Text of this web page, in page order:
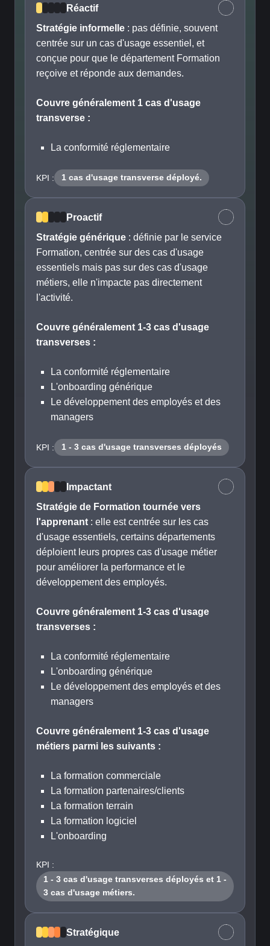
Réactif
Stratégie informelle : pas définie, souvent
centrée sur un cas d'usage essentiel, et
conçue pour que le département Formation
reçoive et réponde aux demandes.
Couvre généralement 1 cas d'usage
transverse :
La conformité réglementaire
KPI : 1 cas d'usage transverse déployé.
Proactif
Stratégie générique : définie par le service
Formation, centrée sur des cas d'usage
essentiels mais pas sur des cas d'usage
métiers, elle n'impacte pas directement
l'activité.
Couvre généralement 1-3 cas d'usage
transverses :
La conformité réglementaire
L'onboarding générique
Le développement des employés et des
managers
KPI : 1 - 3 cas d'usage transverses déployés
Impactant
Stratégie de Formation tournée vers
l'apprenant : elle est centrée sur les cas
d'usage essentiels, certains départements
déploient leurs propres cas d'usage métier
pour améliorer la performance et le
développement des employés.
Couvre généralement 1-3 cas d'usage
transverses :
La conformité réglementaire
L'onboarding générique
Le développement des employés et des
managers
Couvre généralement 1-3 cas d'usage
métiers parmi les suivants :
La formation commerciale
La formation partenaires/clients
La formation terrain
La formation logiciel
L'onboarding
KPI :
1 - 3 cas d'usage transverses déployés et 1 -
3 cas d'usage métiers.
Stratégique